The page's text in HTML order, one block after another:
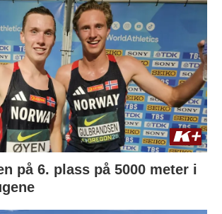
på 6. plass på 5000 meter i